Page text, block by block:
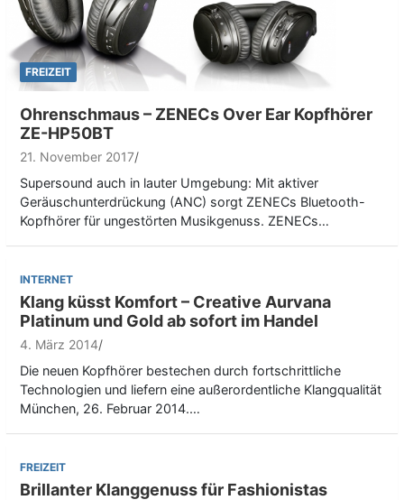
FREIZEIT
Ohrenschmaus – ZENECs Over Ear Kopfhörer
ZE-HP50BT
21. November 2017
Supersound auch in lauter Umgebung: Mit aktiver
Geräuschunterdrückung (ANC) sorgt ZENECs Bluetooth-
Kopfhörer für ungestörten Musikgenuss. ZENECs…
INTERNET
Klang küsst Komfort – Creative Aurvana
Platinum und Gold ab sofort im Handel
4. März 2014
Die neuen Kopfhörer bestechen durch fortschrittliche
Technologien und liefern eine außerordentliche Klangqualität
München, 26. Februar 2014.…
FREIZEIT
Brillanter Klanggenuss für Fashionistas